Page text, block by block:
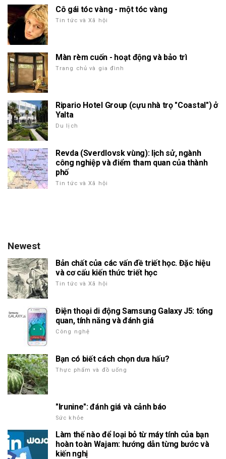
Cô gái tóc vàng - một tóc vàng
Tin tức và Xã hội
Màn rèm cuốn - hoạt động và bảo trì
Trang chủ và gia đình
Ripario Hotel Group (cựu nhà trọ "Coastal") ở
Yalta
Du lịch
Revda (Sverdlovsk vùng): lịch sử, ngành
công nghiệp và điểm tham quan của thành
phố
Tin tức và Xã hội
Newest
Bản chất của các vấn đề triết học. Đặc hiệu
và cơ cấu kiến thức triết học
Tin tức và Xã hội
Điện thoại di động Samsung Galaxy J5: tổng
quan, tính năng và đánh giá
Công nghệ
Bạn có biết cách chọn dưa hấu?
Thực phẩm và đồ uống
"Irunine": đánh giá và cảnh báo
Sức khỏe
Làm thế nào để loại bỏ từ máy tính của bạn
hoàn toàn Wajam: hướng dẫn từng bước và
kiến nghị